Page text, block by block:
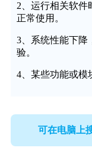
2、运行相关软件
正常使用。
3、系统性能下降
验。
4、某些功能或模
可在电脑上